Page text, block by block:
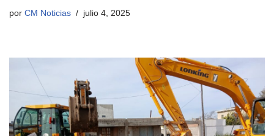
por CM Noticias julio 4, 2025